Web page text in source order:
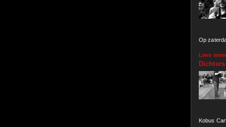
Op
Lees meer
Kobus